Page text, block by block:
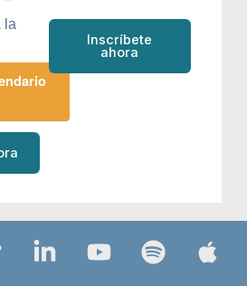
la
Inscríbete
ahora